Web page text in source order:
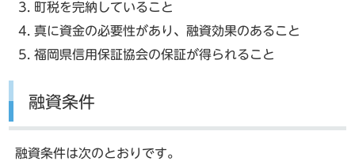
町税を完納していること
真に資金の必要性があり、融資効果のあること
福岡県信用保証協会の保証が得られること
融資条件
融資条件は次のとおりです。